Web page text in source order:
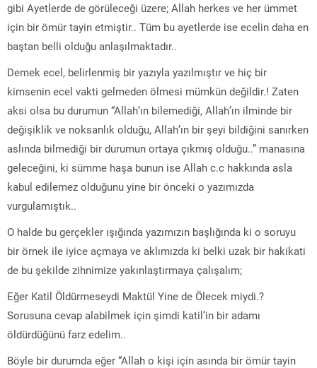
gibi Ayetlerde de görüleceği üzere; Allah herkes ve her ümmet
için bir ömür tayin etmiştir.. Tüm bu ayetlerde ise ecelin daha en
baştan belli olduğu anlaşılmaktadır..
Demek ecel, belirlenmiş bir yazıyla yazılmıştır ve hiç bir
kimsenin ecel vakti gelmeden ölmesi mümkün değildir.! Zaten
aksi olsa bu durumun “Allah’ın bilemediği, Allah’ın ilminde bir
değişiklik ve noksanlık olduğu, Allah’ın bir şeyi bildiğini sanırken
aslında bilmediği bir durumun ortaya çıkmış olduğu..” manasına
geleceğini, ki sümme haşa bunun ise Allah c.c hakkında asla
kabul edilemez olduğunu yine bir önceki o yazımızda
vurgulamıştık..
O halde bu gerçekler ışığında yazımızın başlığında ki o soruyu
bir örnek ile iyice açmaya ve aklımızda ki belki uzak bir hakikati
de bu şekilde zihnimize yakınlaştırmaya çalışalım;
Eğer Katil Öldürmeseydi Maktül Yine de Ölecek miydi.?
Sorusuna cevap alabilmek için şimdi katil’in bir adamı
öldürdüğünü farz edelim..
Böyle bir durumda eğer “Allah o kişi için asında bir ömür tayin